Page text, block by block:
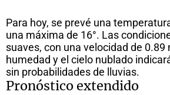
Para hoy, se prevé una
una máxima de 16°. Las
suaves, con una velocidad de 0.89
humedad y el cielo nublado
sin probabilidades de lluvias.
Pronóstico extendido